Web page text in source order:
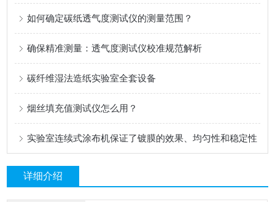
如何确定碳纸透气度测试仪的测量范围？
确保精准测量：透气度测试仪校准规范解析
碳纤维湿法造纸实验室全套设备
烟丝填充值测试仪怎么用？
实验室连续式涂布机保证了镀膜的效果、均匀性和稳定性
详细介绍